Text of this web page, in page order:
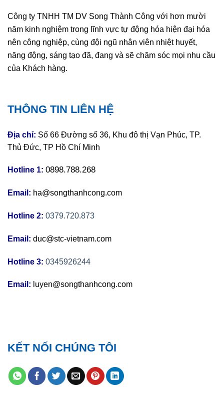
Công ty TNHH TM DV Song Thành Công với hơn mười
năm kinh nghiệm trong lĩnh vực tự động hóa hiện đại hóa
nên công nghiệp, cùng đội ngũ nhân viên nhiệt huyết,
năng động, sáng tạo đã, đang và sẽ chăm sóc mọi nhu cầu
của Khách hàng.
THÔNG TIN LIÊN HỆ
Địa chỉ: Số 66 Đường số 36, Khu đô thị Vạn Phúc, TP.
Thủ Đức, TP Hồ Chí Minh
Hotline 1: 0898.788.268
Email: ha@songthanhcong.com
Hotline 2: 0379.720.873
Email: duc@stc-vietnam.com
Hotline 3: 0345926244
Email: luyen@songthanhcong.com
KẾT NỐI CHÚNG TÔI